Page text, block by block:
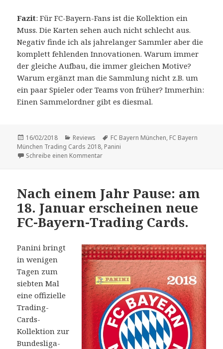
Fazit: Für FC-Bayern-Fans ist die Kollektion ein
Muss. Die Karten sehen auch nicht schlecht aus.
Negativ finde ich als jahrelanger Sammler aber die
komplett fehlenden Innovationen. Warum immer
der gleiche Aufbau, die immer gleichen Motive?
Warum ergänzt man die Sammlung nicht z.B. um
ein paar Spieler oder Teams von früher? Immerhin:
Einen Sammelordner gibt es diesmal.
Veröffentlicht
am
16/02/2018 Kategorien
Reviews Schlagwörter
FC Bayern München, FC Bayern
München Trading Cards 2018, Panini
Schreibe einen Kommentarzu Vorstellung: „FC Bayern München
Nach einem Jahr Pause: am
18. Januar erscheinen neue
FC-Bayern-Trading Cards.
Panini bringt
in wenigen
Tagen zum
siebten Mal
eine offizielle
Trading-
Cards-
Kollektion zur
Bundesliga-